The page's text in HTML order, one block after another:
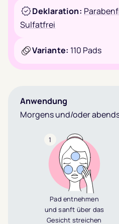
Deklaration:
Sulfatfrei
Variante: 110 Pads
Anwendung
Morgens und/oder
1
Pad entnehmen
und sanft über das
Gesicht streichen